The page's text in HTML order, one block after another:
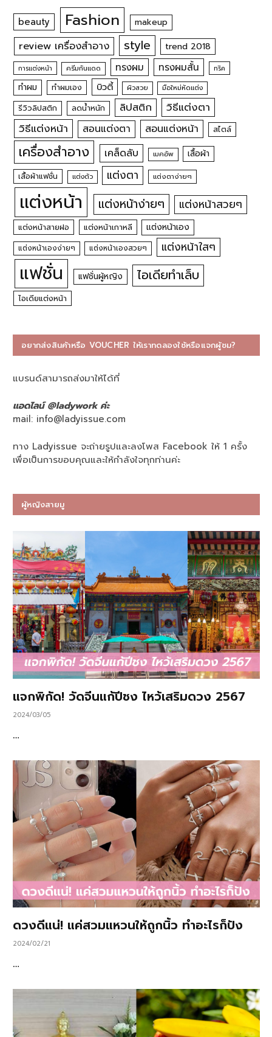
beauty Fashion makeup
review เครื่องสำอาง style trend 2018
การแต่งหน้า ครีมกันแดด ทรงผม ทรงผมสั้น ทริค
ทำผม ทำผมเอง บิวตี้ ผิวสวย มือใหม่หัดแต่ง
รีวิวลิปสติก ลดน้ำหนัก ลิปสติก
วิธีแต่งตา
วิธีแต่งหน้า
สอนแต่งตา สอนแต่งหน้า สไตล์
เครื่องสำอาง เคล็ดลับ เมคอัพ เสื้อผ้า
เสื้อผ้าแฟชั่น แต่งตัว แต่งตา แต่งตาง่ายๆ
แต่งหน้า แต่งหน้าง่ายๆ แต่งหน้าสวยๆ
แต่งหน้าสายฝอ แต่งหน้าเกาหลี แต่งหน้าเอง
แต่งหน้าเองง่ายๆ แต่งหน้าเองสวยๆ แต่งหน้าใสๆ
แฟชั่น แฟชั่นผู้หญิง ไอเดียทำเล็บ
ไอเดียแต่งหน้า
อยากส่งสินค้าหรือ VOUCHER ให้เราทดลองใช้หรือแจกผู้ชม?
แบรนด์สามารถส่งมาให้ได้ที่
แอดไลน์ @ladywork ค่ะ
mail: info@ladyissue.com
ทาง Ladyissue จะถ่ายรูปและลงโพส Facebook ให้ 1 ครั้ง
เพื่อเป็นการขอบคุณและให้กำลังใจทุกท่านค่ะ
ผู้หญิงสายมู
แจกพิกัด! วัดจีนแก้ปีชง ไหว้เสริมดวง 2567
2024/03/05
…
ดวงดีแน่! แค่สวมแหวนให้ถูกนิ้ว ทำอะไรก็ปัง
2024/02/21
…